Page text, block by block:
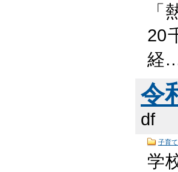
20
経
令
df
子育
学